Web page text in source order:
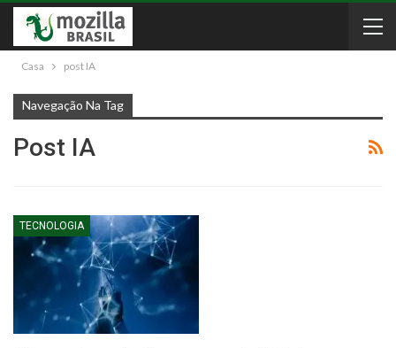
Casa post IA
Navegação Na Tag
Post IA
TECNOLOGIA